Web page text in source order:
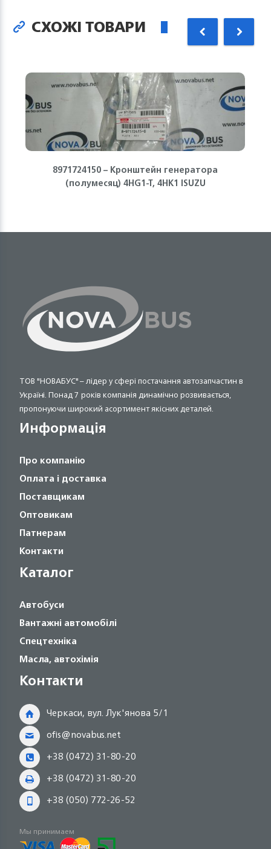
СХОЖІ ТОВАРИ
8971724150 – Кронштейн генератора
(полумесяц) 4HG1-T, 4HK1 ISUZU
ТОВ "НОВАБУС" – лідер у сфері постачання автозапчастин в
Україні. Понад 7 років компанія динамічно розвивається,
пропонуючи широкий асортимент якісних деталей.
Информація
Про компанію
Оплата і доставка
Поставщикам
Оптовикам
Патнерам
Контакти
Каталог
Автобуси
Вантажні автомобілі
Спецтехніка
Масла, автохімія
Контакти
Черкаси, вул. Лук'янова 5/1
ofis@novabus.net
+38 (0472) 31-80-20
+38 (0472) 31-80-20
+38 (050) 772-26-52
Мы принимаем